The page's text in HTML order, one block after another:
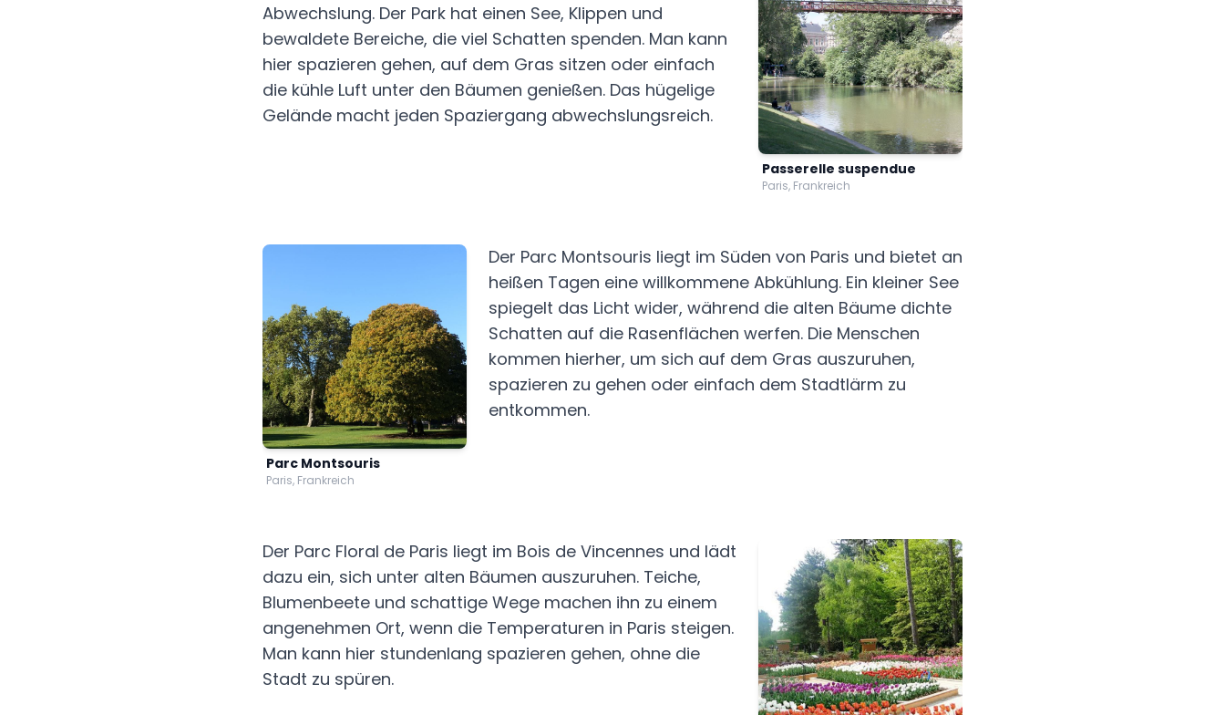
Passerelle suspendue
Paris, Frankreich
Abwechslung. Der Park hat einen See, Klippen und
bewaldete Bereiche, die viel Schatten spenden. Man kann
hier spazieren gehen, auf dem Gras sitzen oder einfach
die kühle Luft unter den Bäumen genießen. Das hügelige
Gelände macht jeden Spaziergang abwechslungsreich.
Parc Montsouris
Paris, Frankreich
Der Parc Montsouris liegt im Süden von Paris und bietet an
heißen Tagen eine willkommene Abkühlung. Ein kleiner See
spiegelt das Licht wider, während die alten Bäume dichte
Schatten auf die Rasenflächen werfen. Die Menschen
kommen hierher, um sich auf dem Gras auszuruhen,
spazieren zu gehen oder einfach dem Stadtlärm zu
entkommen.
Der Parc Floral de Paris liegt im Bois de Vincennes und lädt
dazu ein, sich unter alten Bäumen auszuruhen. Teiche,
Blumenbeete und schattige Wege machen ihn zu einem
angenehmen Ort, wenn die Temperaturen in Paris steigen.
Man kann hier stundenlang spazieren gehen, ohne die
Stadt zu spüren.